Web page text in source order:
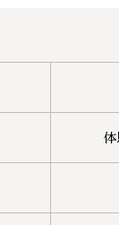
体